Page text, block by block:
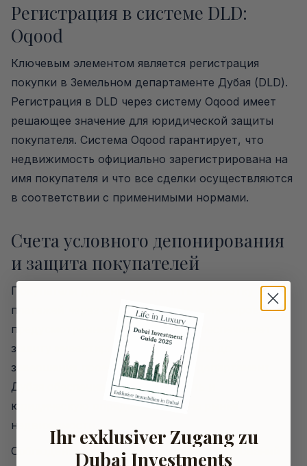
Регистрация в системе DLD:
Oqood
Ключевым элементом является регистрация
покупки в Земельном департаменте Дубая (DLD).
Регистрация в DLD через систему Oqood имеет
решающее значение для юридической защиты
покупателя. Система Oqood гарантирует, что
недвижимость официально зарегистрирована на
имя покупателя и что все сделки осуществляются
в соответствии с применимыми нормами.
Счета условного депонирования
и защита покупателей
Покупатели должны обеспечить обработку всех
платежей через счета условного депонирования,
предусмотренные законом. Это обеспечивает
защиту инвестированного капитала до
завершения проекта. Земельный департамент
Дубая обеспечивает прозрачность и
юридическую определенность на рынке
недвижимости.
Соблюдение этих законодательных требований
Ihr exklusiver Zugang zu
Dubai Investments